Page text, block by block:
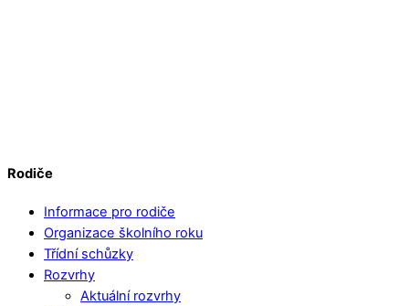
Rodiče
Informace pro rodiče
Organizace školního roku
Třídní schůzky
Rozvrhy
Aktuální rozvrhy